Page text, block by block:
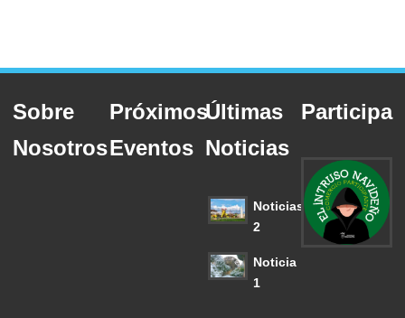
Sobre
Nosotros
Próximos
Eventos
Últimas
Noticias
Noticias
2
Noticia
1
Participa